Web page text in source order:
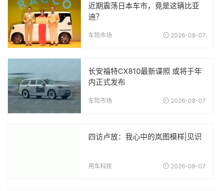
近期震荡日本车市，竟是这辆比亚
迪？
车险市场 2026-08-07
长安福特CX810最新谍照 或将于年
内正式发布
车险市场 2026-08-07
四访卢放：我心中的岚图模样|见识
用车科技 2026-08-07